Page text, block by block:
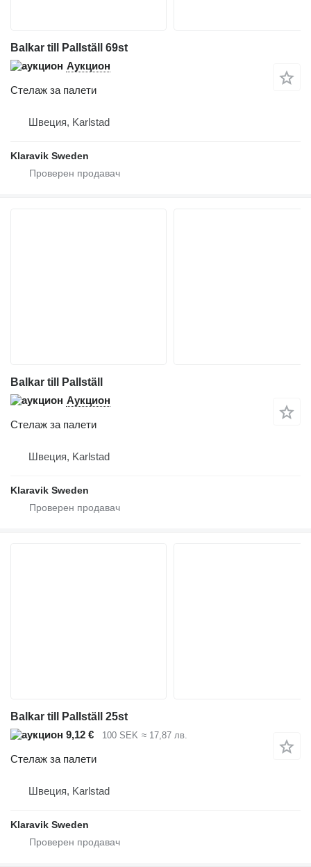
Balkar till Pallställ 69st
Аукцион
Стелаж за палети
Швеция, Karlstad
Klaravik Sweden
Balkar till Pallställ
Аукцион
Стелаж за палети
Швеция, Karlstad
Klaravik Sweden
Balkar till Pallställ 25st
9,12 €
100 SEK ≈ 17,87 лв.
Стелаж за палети
Швеция, Karlstad
Klaravik Sweden